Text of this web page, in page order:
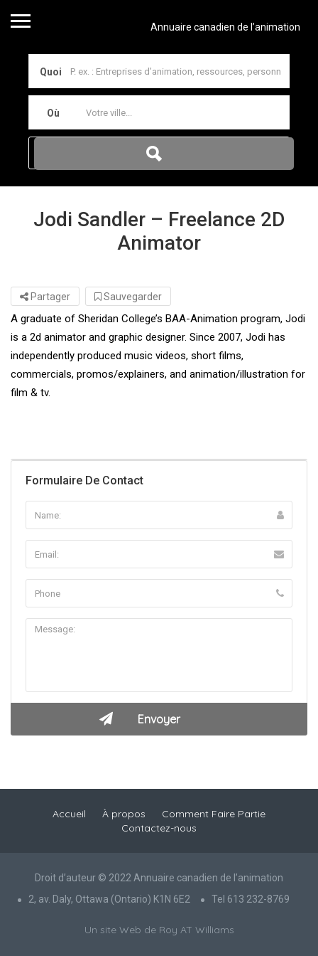
Annuaire canadien de l’animation
Quoi
Où
Jodi Sandler – Freelance 2D
Animator
Partager Sauvegarder
A graduate of Sheridan College’s BAA-Animation program, Jodi
is a 2d animator and graphic designer. Since 2007, Jodi has
independently produced music videos, short films,
commercials, promos/explainers, and animation/illustration for
film & tv.
Formulaire De Contact
Accueil À propos
Comment Faire Partie
Contactez-nous
Droit d’auteur © 2022 Annuaire canadien de l’animation
2, av. Daly, Ottawa (Ontario) K1N 6E2
Tel 613 232-8769
Un site Web de Roy AT Williams